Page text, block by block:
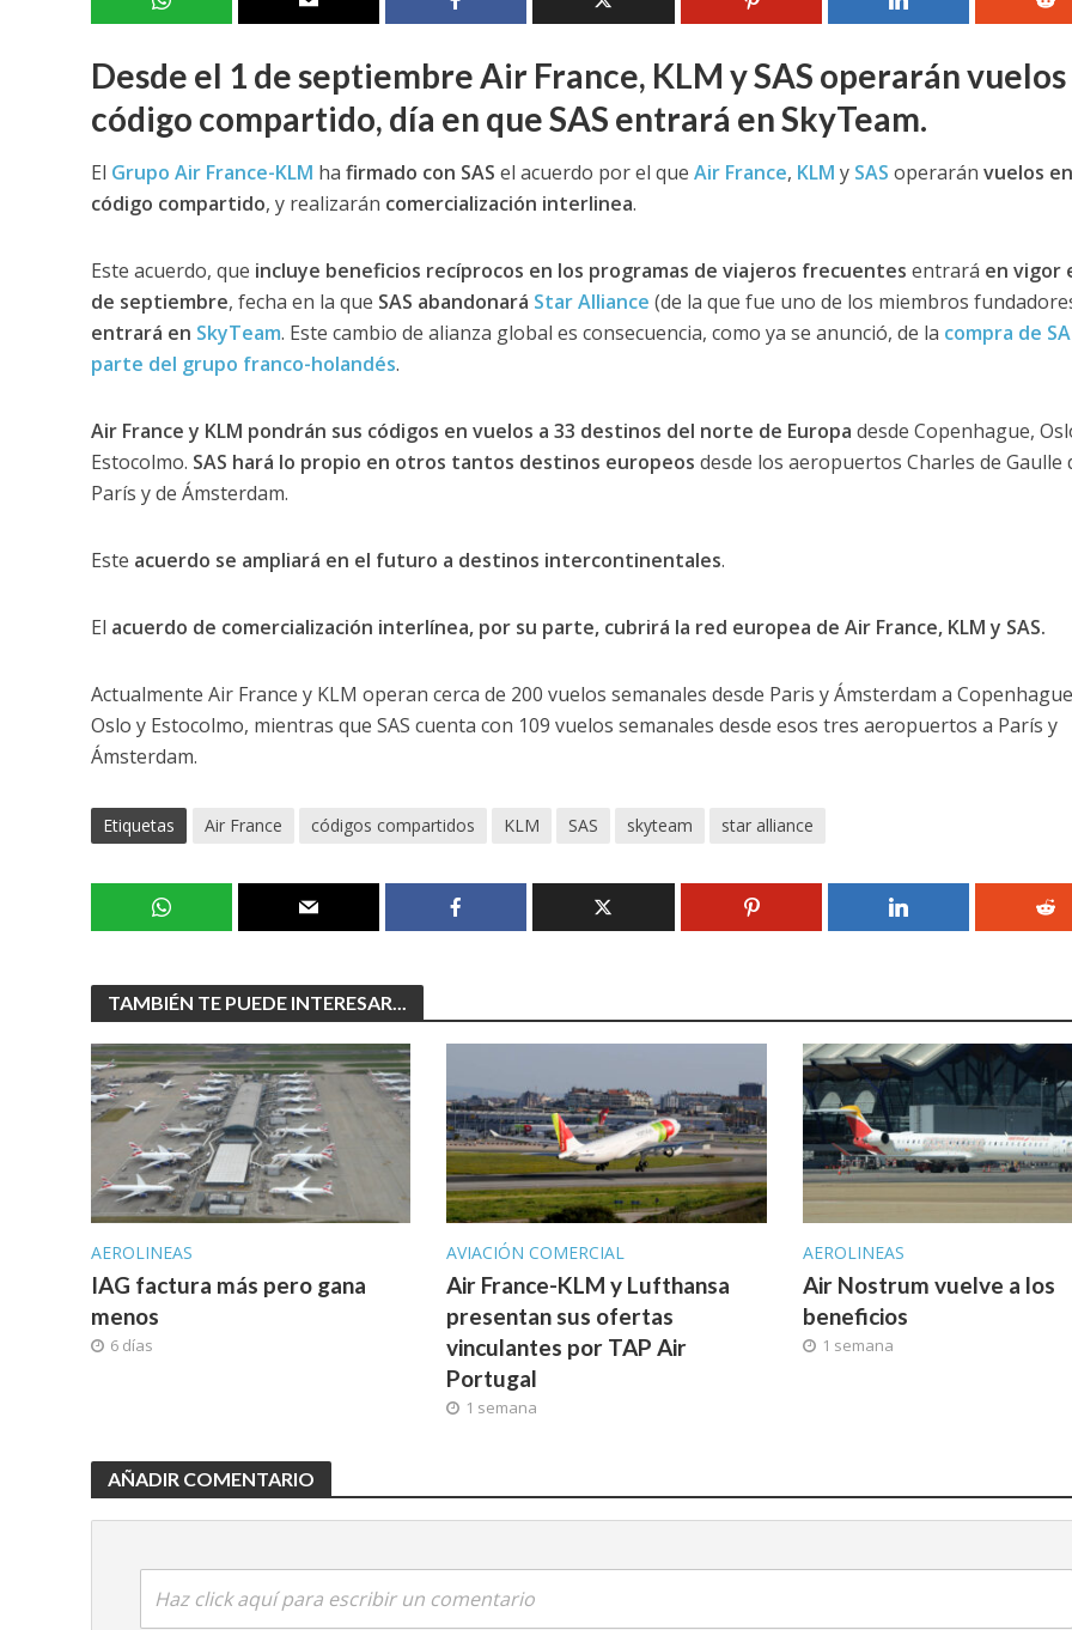
Desde el 1 de septiembre Air France, KLM y SAS operarán vuelos
código compartido, día en que SAS entrará en SkyTeam.
El Grupo Air France-KLM ha firmado con SAS el acuerdo por el que Air France, KLM y SAS operarán vuelos en
código compartido, y realizarán comercialización interlinea.
Este acuerdo, que incluye beneficios recíprocos en los programas de viajeros frecuentes entrará en vigor
de septiembre, fecha en la que SAS abandonará Star Alliance (de la que fue uno de los miembros
entrará en SkyTeam. Este cambio de alianza global es consecuencia, como ya se anunció, de la compra de
parte del grupo franco-holandés.
Air France y KLM pondrán sus códigos en vuelos a 33 destinos del norte de Europa desde Copenhague,
Estocolmo. SAS hará lo propio en otros tantos destinos europeos desde los aeropuertos Charles de Gaulle
París y de Ámsterdam.
Este acuerdo se ampliará en el futuro a destinos intercontinentales.
El acuerdo de comercialización interlínea, por su parte, cubrirá la red europea de Air France, KLM y SAS.
Actualmente Air France y KLM operan cerca de 200 vuelos semanales desde Paris y Ámsterdam a
Oslo y Estocolmo, mientras que SAS cuenta con 109 vuelos semanales desde esos tres aeropuertos a París y
Ámsterdam.
Etiquetas Air France códigos compartidos KLM SAS skyteam star alliance
TAMBIÉN TE PUEDE INTERESAR...
AEROLINEAS
IAG factura más pero gana
menos
6 días
AVIACIÓN COMERCIAL
Air France-KLM y Lufthansa
presentan sus ofertas
vinculantes por TAP Air
Portugal
1 semana
AEROLINEAS
Air Nostrum vuelve a los
beneficios
1 semana
AÑADIR COMENTARIO
Haz click aquí para escribir un comentario